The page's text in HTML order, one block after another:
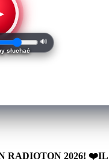
🔊
słuchać
RADIOTON 2026! ❤️